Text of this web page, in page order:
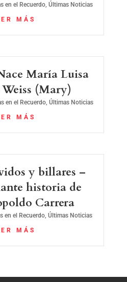
en el Recuerdo ,Últimas Noticias
MÁS
María Luisa
(Mary)
en el Recuerdo, Últimas Noticias
MÁS
y billares –
historia de
Carrera
en el Recuerdo,Últimas Noticias
MÁS